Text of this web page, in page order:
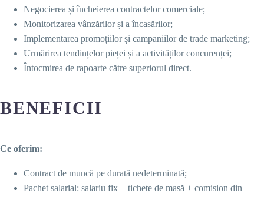
Negocierea și încheierea contractelor comerciale;
Monitorizarea vânzărilor și a încasărilor;
Implementarea promoțiilor și campaniilor de trade marketing;
Urmărirea tendințelor pieței și a activităților concurenței;
Întocmirea de rapoarte către superiorul direct.
BENEFICII
Ce oferim:
Contract de muncă pe durată nedeterminată;
Pachet salarial: salariu fix + tichete de masă + comision din